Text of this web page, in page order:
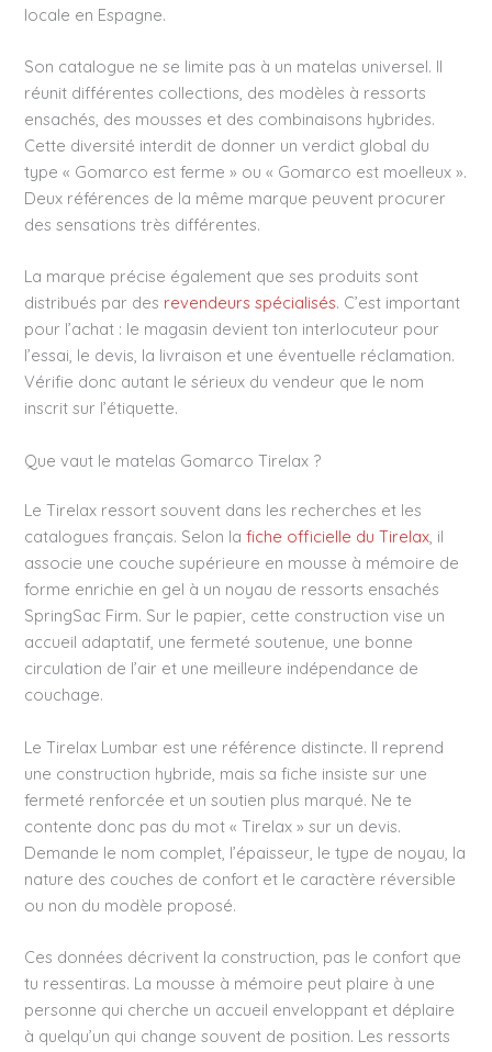
locale en Espagne.
Son catalogue ne se limite pas à un matelas universel. Il
réunit différentes collections, des modèles à ressorts
ensachés, des mousses et des combinaisons hybrides.
Cette diversité interdit de donner un verdict global du
type « Gomarco est ferme » ou « Gomarco est moelleux ».
Deux références de la même marque peuvent procurer
des sensations très différentes.
La marque précise également que ses produits sont
distribués par des revendeurs spécialisés. C’est important
pour l’achat : le magasin devient ton interlocuteur pour
l’essai, le devis, la livraison et une éventuelle réclamation.
Vérifie donc autant le sérieux du vendeur que le nom
inscrit sur l’étiquette.
Que vaut le matelas Gomarco Tirelax ?
Le Tirelax ressort souvent dans les recherches et les
catalogues français. Selon lafiche officielle du Tirelax, il
associe une couche supérieure en mousse à mémoire de
forme enrichie en gel à un noyau de ressorts ensachés
SpringSac Firm. Sur le papier, cette construction vise un
accueil adaptatif, une fermeté soutenue, une bonne
circulation de l’air et une meilleure indépendance de
couchage.
Le Tirelax Lumbar est une référence distincte. Il reprend
une construction hybride, mais sa fiche insiste sur une
fermeté renforcée et un soutien plus marqué. Ne te
contente donc pas du mot « Tirelax » sur un devis.
Demande le nom complet, l’épaisseur, le type de noyau, la
nature des couches de confort et le caractère réversible
ou non du modèle proposé.
Ces données décrivent la construction, pas le confort que
tu ressentiras. La mousse à mémoire peut plaire à une
personne qui cherche un accueil enveloppant et déplaire
à quelqu’un qui change souvent de position. Les ressorts